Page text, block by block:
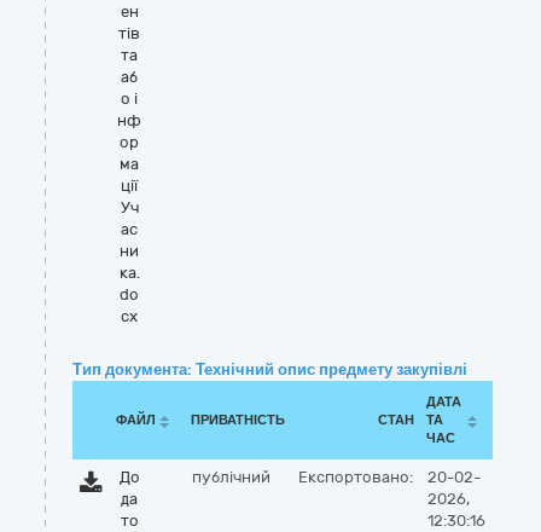
ен
тів
та
аб
о і
нф
ор
ма
ції
Уч
ас
ни
ка.
do
cx
Тип документа: Технічний опис предмету закупівлі
ФАЙЛ ПРИВАТНІСТЬ СТАН
ДАТА
ТА
ЧАС
До
да
то
публічний Експортовано:
20-02-
2026,
12:30:16